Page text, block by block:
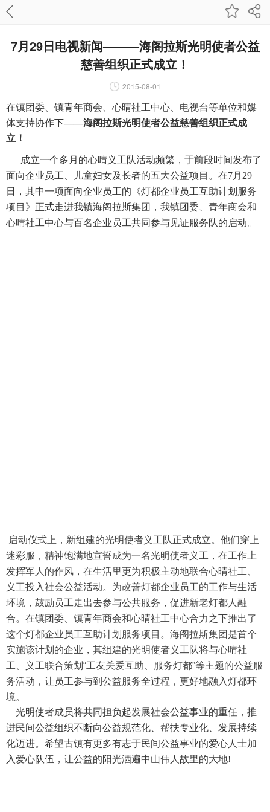
7月29日电视新闻———海阁拉斯光明使者公益
慈善组织正式成立！
2015-08-01
在镇团委、镇青年商会、心晴社工中心、电视台等单位和媒
体支持协作下——海阁拉斯光明使者公益慈善组织正式成
立！
成立一个多月的心晴义工队活动频繁，于前段时间发布了
面向企业员工、儿童妇女及长者的五大公益项目。在7月29
日，其中一项面向企业员工的《灯都企业员工互助计划服务
项目》正式走进我镇海阁拉斯集团，我镇团委、青年商会和
心晴社工中心与百名企业员工共同参与见证服务队的启动。
迷彩服，精神饱满地宣誓成为一名光明使者义工，在工作上
发挥军人的作风，在生活里更为积极主动地联合心晴社工、
义工投入社会公益活动。为改善灯都企业员工的工作与生活
环境，鼓励员工走出去参与公共服务，促进新老灯都人融
合。在镇团委、镇青年商会和心晴社工中心合力之下推出了
这个灯都企业员工互助计划服务项目。海阁拉斯集团是首个
实施该计划的企业，其组建的光明使者义工队将与心晴社
工、义工联合策划“工友关爱互助、服务灯都”等主题的公益服
务活动，让员工参与到公益服务全过程，更好地融入灯都环
境。
光明使者成员将共同担负起发展社会公益事业的重任，推
进民间公益组织不断向公益规范化、帮扶专业化、发展持续
化迈进。希望古镇有更多有志于民间公益事业的爱心人士加
入爱心队伍，让公益的阳光洒遍中山伟人故里的大地!